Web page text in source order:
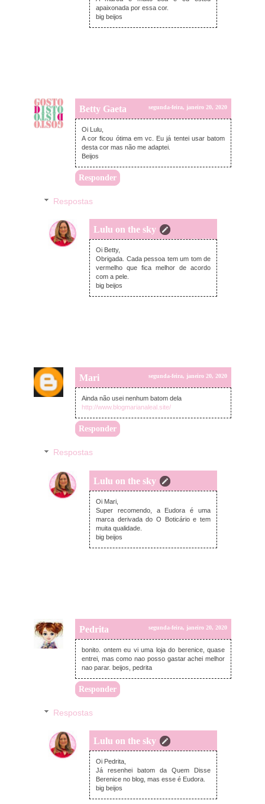
apaixonada por essa cor.
big beijos
Betty Gaeta segunda-feira, janeiro 20, 2020
Oi Lulu,
A cor ficou ótima em vc. Eu já tentei usar batom
desta cor mas não me adaptei.
Beijos
Responder
Respostas
Lulu on the sky
segunda-feira, janeiro 20, 2020
Oi Betty,
Obrigada. Cada pessoa tem um tom de
vermelho que fica melhor de acordo
com a pele.
big beijos
Mari segunda-feira, janeiro 20, 2020
Ainda não usei nenhum batom dela
http://www.blogmarianaleal.site/
Responder
Respostas
Lulu on the sky
segunda-feira, janeiro 20, 2020
Oi Mari,
Super recomendo, a Eudora é uma
marca derivada do O Boticário e tem
muita qualidade.
big beijos
Pedrita segunda-feira, janeiro 20, 2020
bonito. ontem eu vi uma loja do berenice, quase
entrei, mas como nao posso gastar achei melhor
nao parar. beijos, pedrita
Responder
Respostas
Lulu on the sky
segunda-feira, janeiro 20, 2020
Oi Pedrita,
Já resenhei batom da Quem Disse
Berenice no blog, mas esse é Eudora.
big beijos